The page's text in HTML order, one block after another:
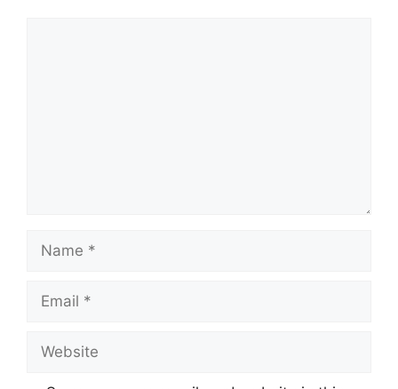
Name
Email
Website